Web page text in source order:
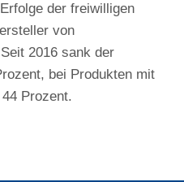
der freiwilligen
von
2016 sank der
bei Produkten mit
Prozent.